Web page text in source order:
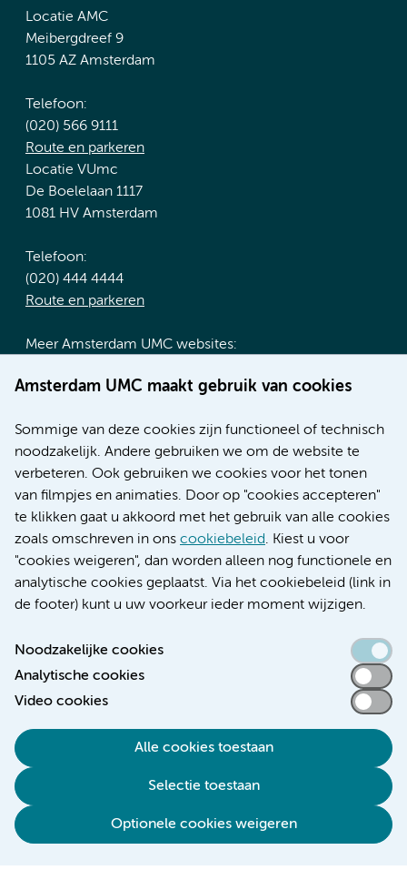
Amsterdam UMC maakt gebruik van cookies
Sommige van deze cookies zijn functioneel of technisch
noodzakelijk. Andere gebruiken we om de website te
verbeteren. Ook gebruiken we cookies voor het tonen
van filmpjes en animaties. Door op "cookies accepteren"
te klikken gaat u akkoord met het gebruik van alle cookies
zoals omschreven in ons cookiebeleid. Kiest u voor
"cookies weigeren", dan worden alleen nog functionele en
analytische cookies geplaatst. Via het cookiebeleid (link in
de footer) kunt u uw voorkeur ieder moment wijzigen.
Noodzakelijke cookies
Analytische cookies
Video cookies
Alle cookies toestaan
Selectie toestaan
Optionele cookies weigeren
Locatie AMC
Meibergdreef 9
1105 AZ Amsterdam
Telefoon:
(020) 566 9111
Route en parkeren
Locatie VUmc
De Boelelaan 1117
1081 HV Amsterdam
Telefoon:
(020) 444 4444
Route en parkeren
Meer Amsterdam UMC websites:
Werken bij Amsterdam UMC
Nieuws
Research
Educatie locatie AMC
Educatie locatie VUmc
Verwijzen & diagnostiek
Toegankelijkheidsverklaring
Responsible disclosure